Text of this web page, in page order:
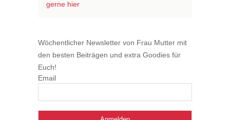
gerne hier
Wöchentlicher Newsletter von Frau Mutter mit
den besten Beiträgen und extra Goodies für
Euch!
Email